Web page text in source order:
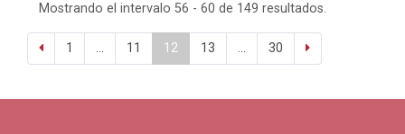
Mostrando el intervalo 56 - 60 de 149 resultados.
1 ... 11 12 13 ... 30